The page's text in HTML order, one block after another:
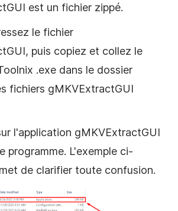
est un fichier zippé.
le fichier
puis copiez et collez le
.exe dans le dossier
fichiers gMKVExtractGUI
l'application gMKVExtractGUI
programme. L'exemple ci-
de clarifier toute confusion.